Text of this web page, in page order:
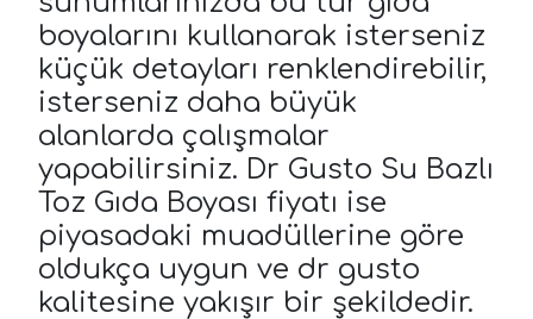
boyalarını kullanarak isterseniz
küçük detayları renklendirebilir,
isterseniz daha büyük
alanlarda çalışmalar
yapabilirsiniz. Dr Gusto Su Bazlı
Toz Gıda Boyası fiyatı ise
piyasadaki muadüllerine göre
oldukça uygun ve dr gusto
kalitesine yakışır bir şekildedir.